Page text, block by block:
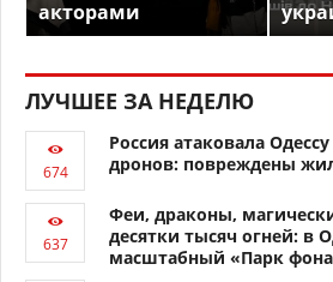
акторами
ЛУЧШЕЕ ЗА НЕДЕЛЮ
Россия атаковала
дронов: повреждены
Феи, драконы,
десятки тысяч огней: в
масштабный «Парк